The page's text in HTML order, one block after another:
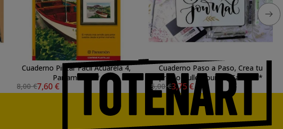
Cuaderno Pintar Fácil Acuarela 4,
Parramón ***
8,00 €7,60 €
Cuaderno Paso a Paso, Crea tu
propio Bullet Journal, Talens **
5,00 €3,75 €